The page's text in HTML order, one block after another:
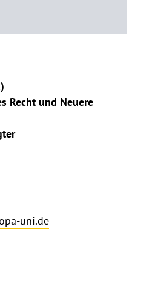
Recht und Neuere
uni.de